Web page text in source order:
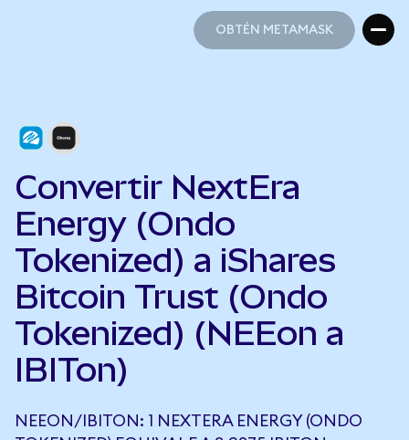
OBTÉN METAMASK
Convertir NextEra
Energy (Ondo
Tokenized) a iShares
Bitcoin Trust (Ondo
Tokenized) (NEEon a
IBITon)
NEEON/IBITON: 1 NEXTERA ENERGY (ONDO